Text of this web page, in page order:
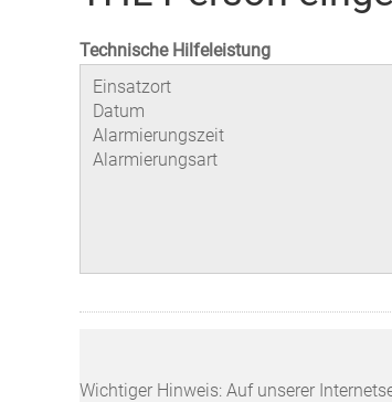
Technische Hilfeleistung
Einsatzort
Datum
Alarmierungszeit
Alarmierungsart
Wichtiger Hinweis: Auf unserer